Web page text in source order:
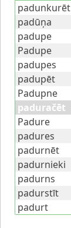
padunkurēt
padūņa
padupe
Padupe
padupes
padupēt
Padupne
paduračēt
Padure
padures
padurnēt
padurnieki
padurns
padurstīt
padurt